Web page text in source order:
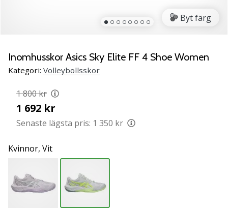
passion
som
Join
us
as
a
Ambassador.
11. 8. 2022
•
3 min. läsning
Byt färg
Inomhusskor Asics Sky Elite FF 4 Shoe Women
Kategori: Volleybollsskor
1 800 kr
1 692 kr
Senaste lägsta pris: 1 350 kr
Kvinnor, Vit